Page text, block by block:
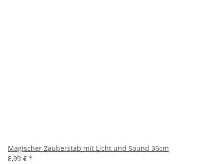
Magischer Zauberstab mit Licht und Sound 36cm
8,99 € *